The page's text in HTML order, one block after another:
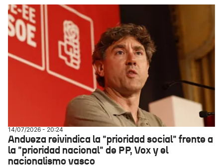
14/07/2026 - 20:24
Andueza reivindica la "prioridad social" frente a
la "prioridad nacional" de PP, Vox y el
nacionalismo vasco